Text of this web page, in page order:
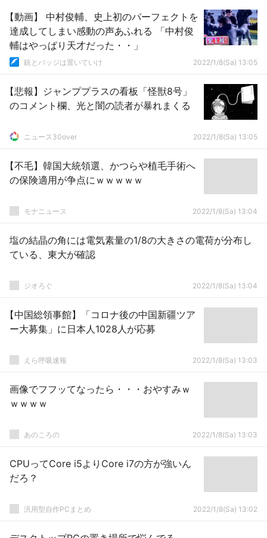
【動画】 中村俊輔、史上初のパーフェクトを
達成してしまい感動の声あふれる 「中村俊
輔はやっぱり天才だった・・」
銃とバッジは置いていけ 2022/1/8(Sa) 13:05
【悲報】ジャンププラスの看板「怪獣8号」
のコメント欄、光と闇の読者が暴れまくる
ニュース30over 2022/1/8(Sa) 13:05
【不毛】韓国大統領選、かつらや植毛手術へ
の保険適用が争点にｗｗｗｗｗ
モナニュース 2022/1/8(Sa) 13:04
塩の結晶の角には電気素量の1/8の大きさの電荷が分布し
ている、東大が確認
ジオろぐ 2022/1/8(Sa) 13:04
【中国総領事館】「コロナ後の中国新疆ツア
ー大募集」に日本人1028人が応募
えら呼吸速報 2022/1/8(Sa) 13:03
画像でフフッてなったら・・・おやすみｗ
ｗｗｗｗ
あのころの 2022/1/8(Sa) 13:03
CPUってCore i5よりCore i7の方が強いん
だろ？
汎用型自作PCまとめ 2022/1/8(Sa) 13:02